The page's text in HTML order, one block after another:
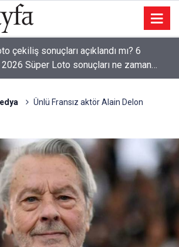
çekiliş sonuçları açıklandı mı? 6
Süper Loto sonuçları ne zaman
Ünlü Fransız aktör Alain Delon